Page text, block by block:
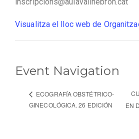
Visualitza el lloc web de
Event Navigation
ECOGRAFÍA OBSTÉTRICO-
GINECOLÓGICA. 26 EDICIÓN
EN